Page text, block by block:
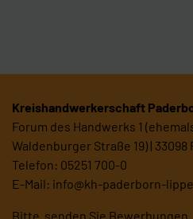
Kreishandwerkerschaft
Forum des Handwerks 1
Waldenburger Straße 19) | 33098
Telefon: 05251 700-0
E-Mail: info@kh-paderborn-
Bitte senden Sie Bewerbungen